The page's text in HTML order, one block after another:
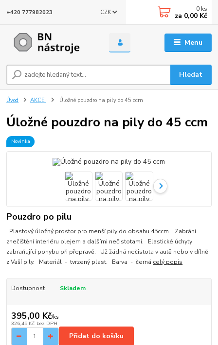
Menu
CZK
Hledat
+420 777982023 0 ks
za 0,00 Kč
Úvod AKCE Úložné pouzdro na pily do 45 ccm
Úložné pouzdro na pily do 45 ccm
Novinka
Pouzdro po pilu
Plastový úložný prostor pro menší pily do obsahu 45ccm. Zabrání
znečištění interiéru olejem a dalšími nečistotami. Elastické úchyty
zabraňující pohybu při přepravě. Už žádná nečistota v autě nebo v dílně
z Vaší pily. Materiál - tvrzený plast. Barva - černá celý popis
Dostupnost Skladem
395,00 Kč/ks
326,45 Kč bez DPH
Přidat do košíku